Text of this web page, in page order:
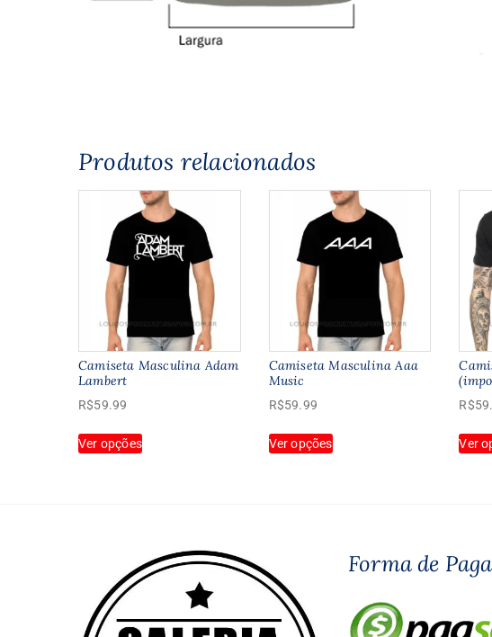
Produtos relacionados
Camiseta Masculina Adam
Lambert
R$59.99
Ver opções
Este
produto
opções
podem
escolhidas
na
Camiseta Masculina Aaa
Music
R$59.99
Ver opções
Este
produto
podem
escolhidas
R$
Ver
Forma de